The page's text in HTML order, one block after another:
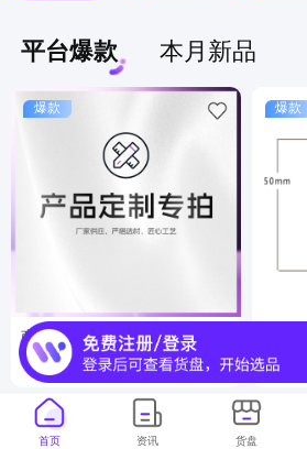
平台爆款 本月新品
爆款
商品定制服务
月销 6000000+
爆款
工业
首页 资讯 货盘